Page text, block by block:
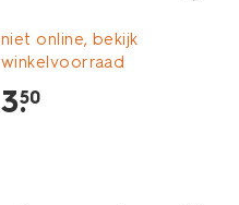
niet online, bekijk
winkelvoorraad
3.
50